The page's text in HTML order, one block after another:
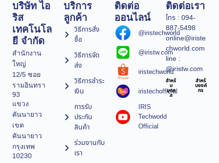
บริษัท ไอ
ริส
เทคโนโล
ยี จำกัด
สำนักงาน
ใหญ่
12/5 ซอย
รามอินทรา
93
แขวง
คันนายาว
เขต
คันนายาว
กรุงเทพ
10230
บริการ
ลูกค้า
วิธีการสั่ง
ซื้อ
วิธีการจัด
ส่ง
วิธีการชำระ
เงิน
การรับ
ประกัน
สินค้า
ร่วมงานกับ
เรา
ติดต่อ
ออนไลน์
@iristechworld
@iristw.com
iristechworld
iristechofficial
IRIS
Techworld
Official
ติดต่อเรา
โทร : 094-
887-5498
online@iriste
chworld.com
line :
@iristw.com
สำหรั
บ
บุคค
ล
สำหรั
บองค์
กร